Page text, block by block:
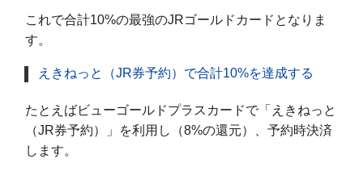
これで合計10%の最強のJRゴールドカードとなりま
す。
えきねっと（JR券予約）で合計10%を達成する
たとえばビューゴールドプラスカードで「えきねっと
（JR券予約）」を利用し（8%の還元）、予約時決済
します。